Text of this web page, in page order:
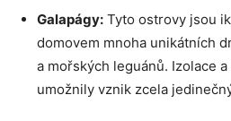
Galapágy: Tyto ostrovy jsou
domovem mnoha unikátních
a mořských leguánů. Izolace
umožnily vznik zcela